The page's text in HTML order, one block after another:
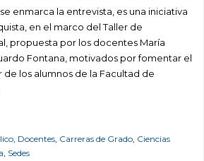
enmarca la entrevista, es una iniciativa
en el marco del Taller de
propuesta por los docentes María
Fontana, motivados por fomentar el
los alumnos de la Facultad de
Docentes Carreras de Grado Ciencias
Sedes